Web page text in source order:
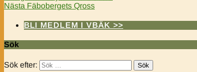
Nästa Fäbobergets Qross
BLI MEDLEM I VBÄK >>
Sök
Sök efter: